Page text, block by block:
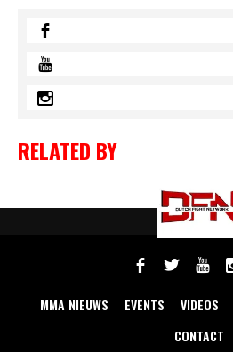
RELATED BY
MMA NIEUWS EVENTS VIDEOS
CONTACT